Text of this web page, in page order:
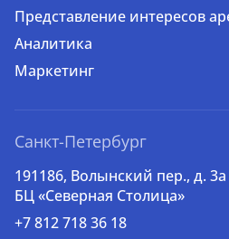
Представление интересов
Аналитика
Маркетинг
Санкт-Петербург
191186, Волынский пер., д. 3a
БЦ «Северная Столица»
+7 812 718 36 18